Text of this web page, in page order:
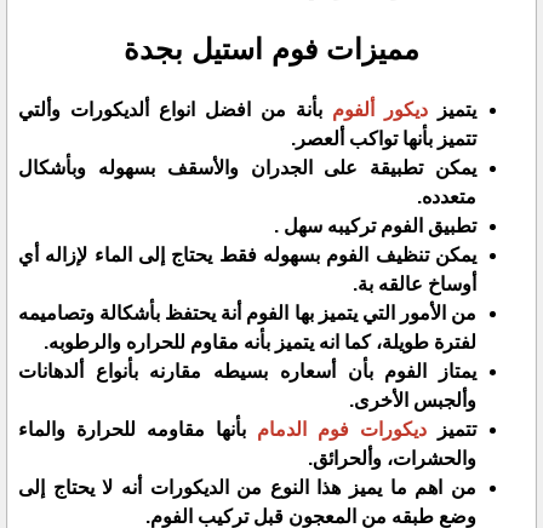
مميزات فوم استيل بجدة
يتميز ديكور ألفوم بأنة من افضل انواع ألديكورات وألتي
تتميز بأنها تواكب ألعصر.
يمكن تطبيقة على الجدران والأسقف بسهوله وبأشكال
متعدده.
تطبيق الفوم تركيبه سهل .
يمكن تنظيف الفوم بسهوله فقط يحتاج إلى الماء لإزاله أي
أوساخ عالقه بة.
من الأمور التي يتميز بها الفوم أنة يحتفظ بأشكالة وتصاميمه
لفترة طويلة، كما انه يتميز بأنه مقاوم للحراره والرطوبه.
يمتاز الفوم بأن أسعاره بسيطه مقارنه بأنواع ألدهانات
وألجبس الأخرى.
تتميز
ديكورات فوم الدمام بأنها مقاومه للحرارة والماء
والحشرات، وألحرائق.
من اهم ما يميز هذا النوع من الديكورات أنه لا يحتاج إلى
وضع طبقه من المعجون قبل تركيب الفوم.